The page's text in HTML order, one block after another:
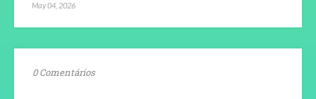
May 04, 2026
0 Comentários